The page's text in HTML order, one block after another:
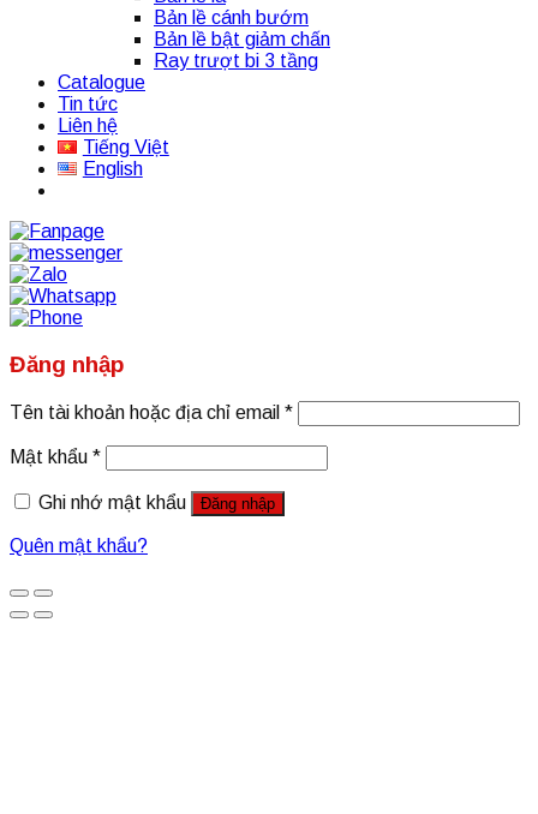
Bản lề cánh bướm
Bản lề bật giảm chấn
Ray trượt bi 3 tầng
Catalogue
Tin tức
Liên hệ
Tiếng Việt
English
Đăng nhập
Tên tài khoản hoặc địa chỉ email *
Mật khẩu *
Ghi nhớ mật khẩu Đăng nhập
Quên mật khẩu?